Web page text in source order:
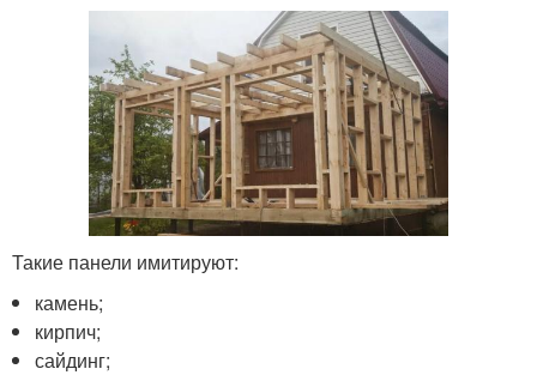
Такие панели имитируют:
камень;
кирпич;
сайдинг;